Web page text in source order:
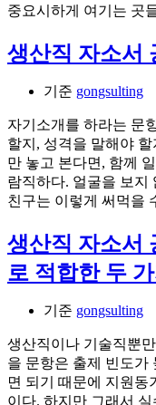
중요시하게 여기는 곳
생산직 자소서
기준 gongsulting
자기소개를 하라는 문
할지, 성격을 말해야
만 놓고 본다면, 함께
람직하다. 얼굴을 보지
친구는 이렇게 써먹을
생산직 자소서
로 적합한 두 가
기준 gongsulting
생산직이나 기술직뿐
을 문항은 출제 빈도가
면 되기 때문에 지원동
이다. 하지만 그래서